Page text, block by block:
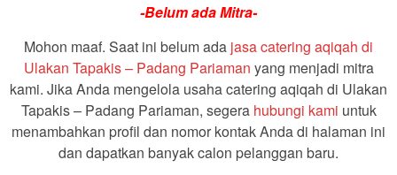
-Belum ada Mitra-
Mohon maaf. Saat ini belum ada jasa catering aqiqah di
Ulakan Tapakis – Padang Pariaman yang menjadi mitra
kami. Jika Anda mengelola usaha catering aqiqah di Ulakan
Tapakis – Padang Pariaman, segera hubungi kami untuk
menambahkan profil dan nomor kontak Anda di halaman ini
dan dapatkan banyak calon pelanggan baru.